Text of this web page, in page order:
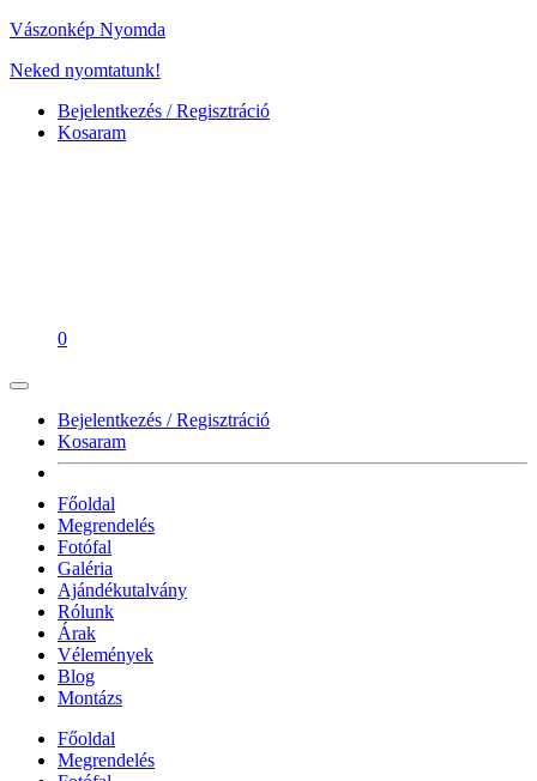
Vászonkép Nyomda
Neked nyomtatunk!
Bejelentkezés / Regisztráció
Kosaram
0
Bejelentkezés / Regisztráció
Kosaram
Főoldal
Megrendelés
Fotófal
Galéria
Ajándékutalvány
Rólunk
Árak
Vélemények
Blog
Montázs
Főoldal
Megrendelés